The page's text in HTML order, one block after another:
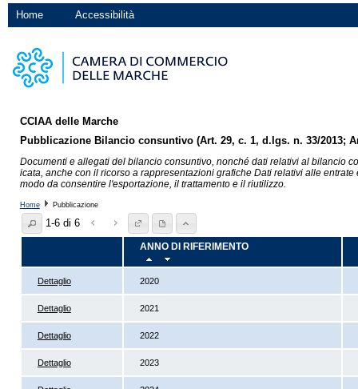
Home Accessibilità
CCIAA delle Marche
Pubblicazione Bilancio consuntivo (Art. 29, c. 1, d.lgs. n. 33/2013;
Documenti e allegati del bilancio consuntivo, nonché dati relativi al bilancio
icata, anche con il ricorso a rappresentazioni grafiche Dati relativi alle
modo da consentire l'esportazione, il trattamento e il riutilizzo.
Home Pubblicazione
1-6 di 6
ANNO DI RIFERIMENTO
Dettaglio 2020
Dettaglio 2021
Dettaglio 2022
Dettaglio 2023